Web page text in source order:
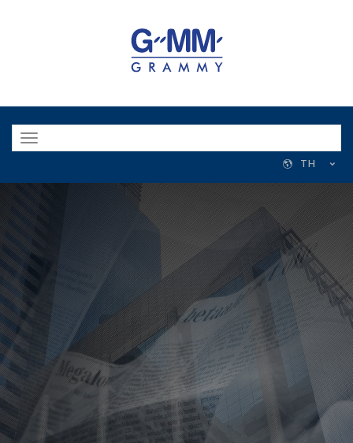
TH